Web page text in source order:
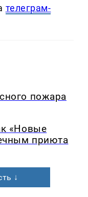
телеграм-
пожара
«Новые
приюта
↓